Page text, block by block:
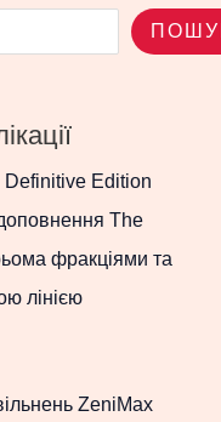
Definitive Edition
The
фракціями та
лінією
ZeniMax